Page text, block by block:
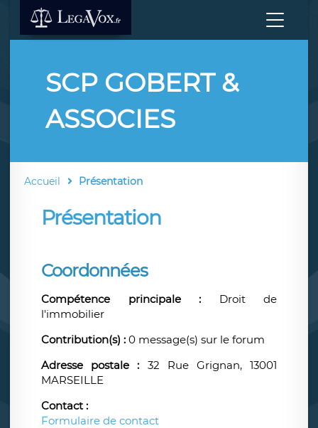
SCP GOBERT &
ASSOCIES
Accueil Présentation
Présentation
Coordonnées
Compétence principale : Droit de
l'immobilier
Contribution(s) : 0 message(s) sur le forum
Adresse postale : 32 Rue Grignan, 13001
MARSEILLE
Contact :
Formulaire de contact